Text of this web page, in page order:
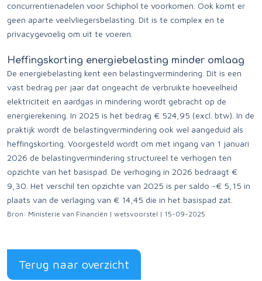
concurrentienadelen voor Schiphol te voorkomen. Ook komt er
geen aparte veelvliegersbelasting. Dit is te complex en te
privacygevoelig om uit te voeren.
Heffingskorting energiebelasting minder omlaag
De energiebelasting kent een belastingvermindering. Dit is een
vast bedrag per jaar dat ongeacht de verbruikte hoeveelheid
elektriciteit en aardgas in mindering wordt gebracht op de
energierekening. In 2025 is het bedrag € 524,95 (excl. btw). In de
praktijk wordt de belastingvermindering ook wel aangeduid als
heffingskorting. Voorgesteld wordt om met ingang van 1 januari
2026 de belastingvermindering structureel te verhogen ten
opzichte van het basispad. De verhoging in 2026 bedraagt €
9,30. Het verschil ten opzichte van 2025 is per saldo -€ 5,15 in
plaats van de verlaging van € 14,45 die in het basispad zat.
Bron: Ministerie van Financiën | wetsvoorstel | 15-09-2025
Terug naar overzicht